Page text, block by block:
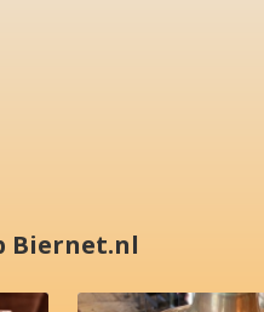
Biernet.nl